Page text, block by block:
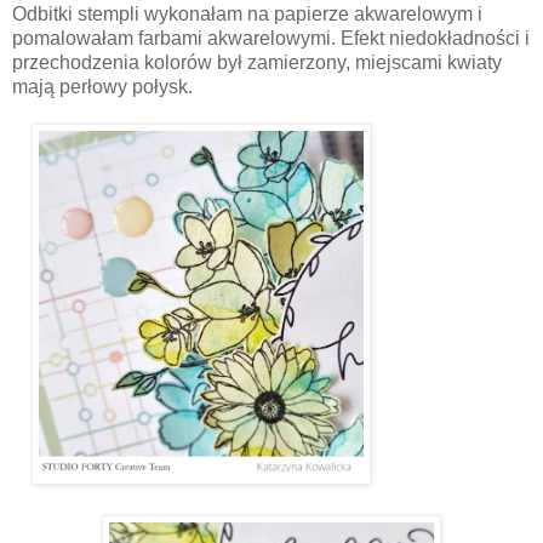
Odbitki stempli wykonałam na papierze akwarelowym i
pomalowałam farbami akwarelowymi. Efekt niedokładności i
przechodzenia kolorów był zamierzony, miejscami kwiaty
mają perłowy połysk.